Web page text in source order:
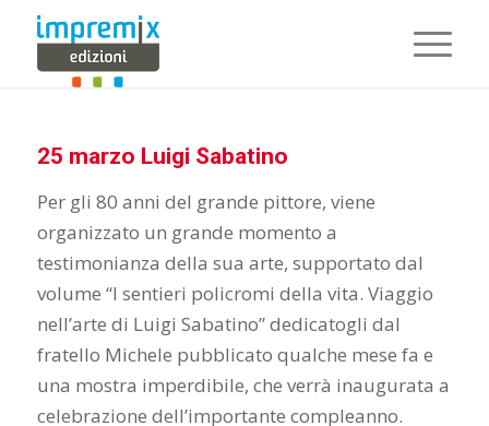
25 marzo Luigi Sabatino
Per gli 80 anni del grande pittore, viene
organizzato un grande momento a
testimonianza della sua arte, supportato dal
volume “I sentieri policromi della vita. Viaggio
nell’arte di Luigi Sabatino” dedicatogli dal
fratello Michele pubblicato qualche mese fa e
una mostra imperdibile, che verrà inaugurata a
celebrazione dell’importante compleanno.